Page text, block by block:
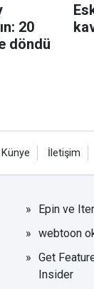
20
döndü
Künye İletişim
Epin ve
webtoon
Get
Insider